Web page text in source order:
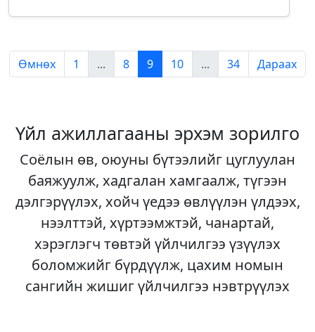
Өмнөх 1 ... 8 9 10 ... 34 Дараах
Үйл ажиллагааны эрхэм зорилго
Соёлын өв, оюуны бүтээлийг цуглуулан
баяжуулж, хадгалан хамгаалж, түгээн
дэлгэрүүлэх, хойч үедээ өвлүүлэн үлдээх,
нээлттэй, хүртээмжтэй, чанартай,
хэрэглэгч төвтэй үйлчилгээ үзүүлэх
боломжийг бүрдүүлж, цахим номын
сангийн жишиг үйлчилгээ нэвтрүүлэх